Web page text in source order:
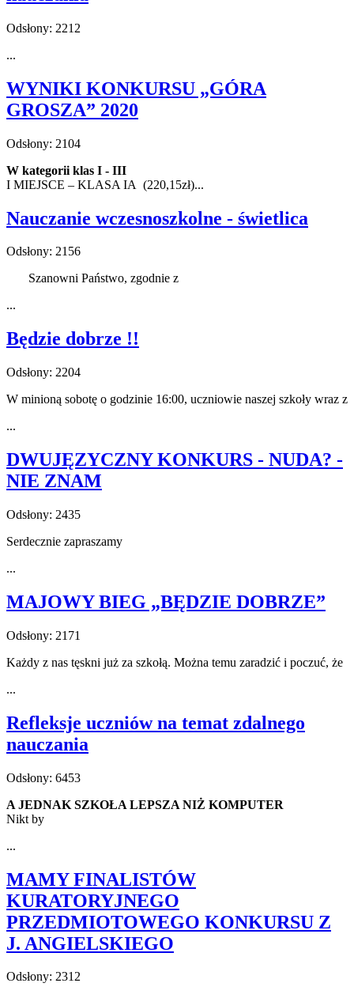
Odsłony: 2212
...
WYNIKI KONKURSU „GÓRA
GROSZA” 2020
Odsłony: 2104
W kategorii klas I - III
I MIEJSCE – KLASA IA (220,15zł)...
Nauczanie wczesnoszkolne - świetlica
Odsłony: 2156
Szanowni Państwo, zgodnie z
...
Będzie dobrze !!
Odsłony: 2204
W minioną sobotę o godzinie 16:00, uczniowie naszej szkoły wraz z
...
DWUJĘZYCZNY KONKURS - NUDA? -
NIE ZNAM
Odsłony: 2435
Serdecznie zapraszamy
...
MAJOWY BIEG „BĘDZIE DOBRZE”
Odsłony: 2171
Każdy z nas tęskni już za szkołą. Można temu zaradzić i poczuć, że
...
Refleksje uczniów na temat zdalnego
nauczania
Odsłony: 6453
A JEDNAK SZKOŁA LEPSZA NIŻ KOMPUTER
Nikt by
...
MAMY FINALISTÓW
KURATORYJNEGO
PRZEDMIOTOWEGO KONKURSU Z
J. ANGIELSKIEGO
Odsłony: 2312